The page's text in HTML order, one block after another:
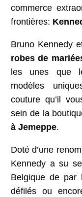
commerce
frontières:
Bruno Kennedy
robes de
les unes que
modèles
couture qu’il
sein de la
à Jemeppe.
Doté d’une
Kennedy a su
Belgique de par
défilés ou